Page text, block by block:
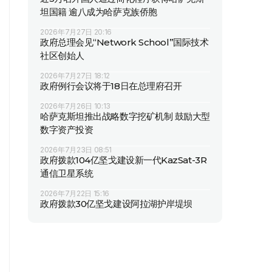
坦国籍 逾八成为哈萨克族侨胞
2026年7月27日 20:16
政府总理会见“Network School”国际技术
社区创始人
2026年7月27日 18:12
政府例行会议将于18日在总理府召开
2026年7月26日 10:13
哈萨克斯坦推出战略数字挖矿机制 鼓励大型
数字资产投资
2026年7月23日 08:51
政府拨款104亿坚戈建设新一代KazSat-3R
通信卫星系统
2026年7月22日 15:16
政府拨款30亿坚戈建设阿拉湖护岸堤坝